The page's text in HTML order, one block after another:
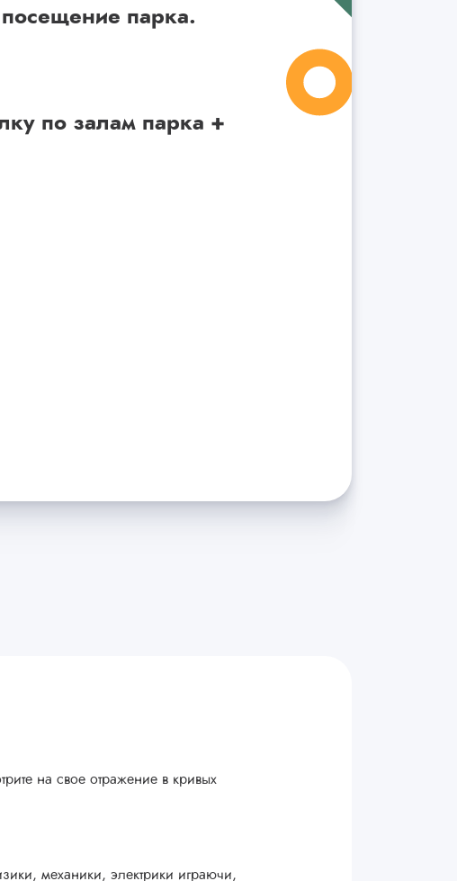
парка.
по залам парка +
на свое отражение в кривых
механики, электрики играючи,